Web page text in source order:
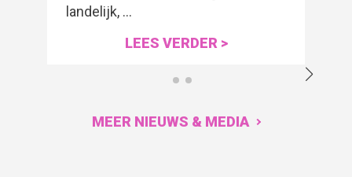
landelijk, …
LEES VERDER >
MEER NIEUWS & MEDIA